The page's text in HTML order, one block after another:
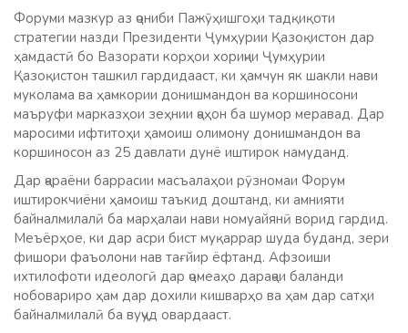
Форуми мазкур аз ҷониби Пажӯҳишгоҳи тадқиқоти
стратегии назди Президенти Ҷумҳурии Қазоқистон дар
ҳамдастӣ бо Вазорати корҳои хориҷии Ҷумҳурии
Қазоқистон ташкил гардидааст, ки ҳамчун як шакли нави
муколама ва ҳамкории донишмандон ва коршиносони
маъруфи марказҳои зеҳнии ҷаҳон ба шумор меравад. Дар
маросими ифтитоҳи ҳамоиш олимону донишмандон ва
коршиносон аз 25 давлати дунё иштирок намуданд.
Дар ҷараёни баррасии масъалаҳои рӯзномаи Форум
иштирокчиёни ҳамоиш таъкид доштанд, ки амнияти
байналмилалӣ ба марҳалаи нави номуайянӣ ворид гардид.
Меъёрҳое, ки дар асри бист муқаррар шуда буданд, зери
фишори фаъолони нав тағйир ёфтанд. Афзоиши
ихтилофоти идеологӣ дар ҷомеаҳо дараҷаи баланди
нобовариро ҳам дар дохили кишварҳо ва ҳам дар сатҳи
байналмилалӣ ба вуҷуд овардааст.